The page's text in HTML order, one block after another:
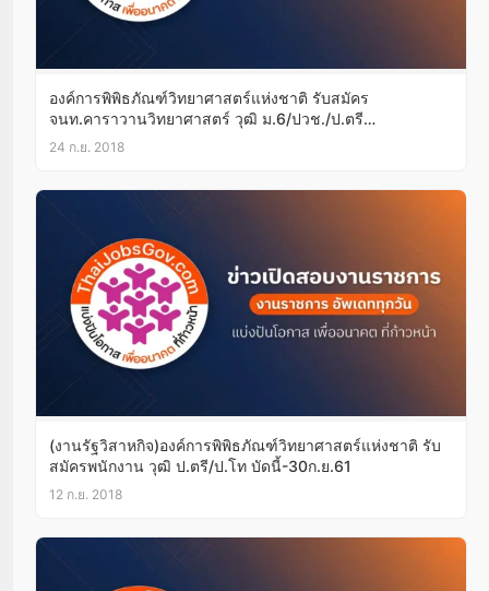
องค์การพิพิธภัณฑ์วิทยาศาสตร์แห่งชาติ รับสมัคร
จนท.คาราวานวิทยาศาสตร์ วุฒิ ม.6/ปวช./ป.ตรี
บัดนี้-28ก.ย.61
24 ก.ย. 2018
(งานรัฐวิสาหกิจ)องค์การพิพิธภัณฑ์วิทยาศาสตร์แห่งชาติ รับ
สมัครพนักงาน วุฒิ ป.ตรี/ป.โท บัดนี้-30ก.ย.61
12 ก.ย. 2018